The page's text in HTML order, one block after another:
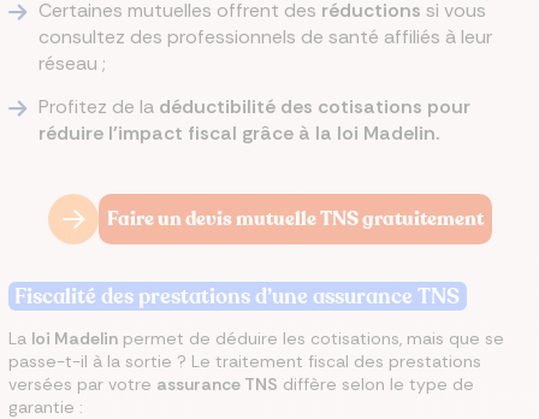
Certaines mutuelles offrent des réductions si vous
consultez des professionnels de santé affiliés à leur
réseau ;
Profitez de la déductibilité des cotisations pour
réduire l’impact fiscal grâce à la loi Madelin.
Faire un devis mutuelle TNS gratuitement
Fiscalité des prestations d’une assurance TNS
La loi Madelin permet de déduire les cotisations, mais que se
passe-t-il à la sortie ? Le traitement fiscal des prestations
versées par votre assurance TNS diffère selon le type de
garantie :